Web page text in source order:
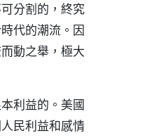
分割的，終究
代的潮流。因
動之舉，極大
利益的。美國
民利益和感情